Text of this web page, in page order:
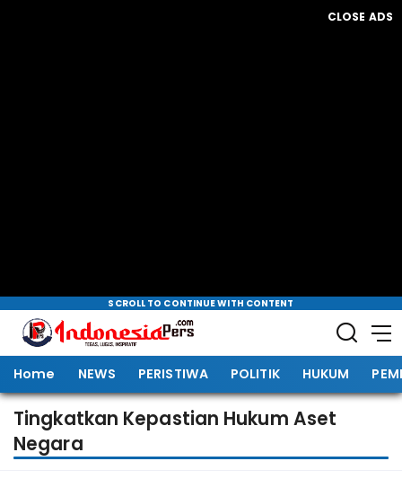
CLOSE ADS
SCROLL TO CONTINUE WITH CONTENT
Home NEWS PERISTIWA POLITIK HUKUM
Tingkatkan Kepastian Hukum Aset
Negara